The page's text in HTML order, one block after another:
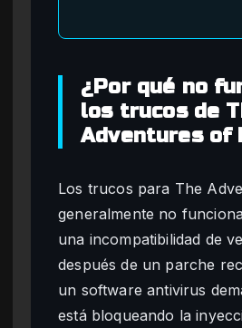
¿Por qué no
los trucos de
Adventures of
Los trucos para The
generalmente no
una incompatibilidad de
después de un parche
un software antivirus
está bloqueando la